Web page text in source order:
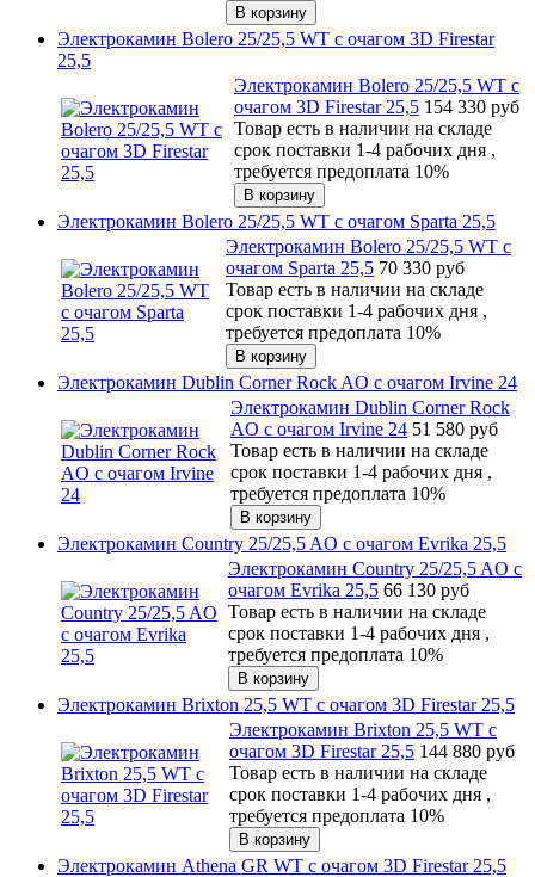
Электрокамин Bolero 25/25,5 WT с очагом 3D Firestar
25,5
Электрокамин Bolero 25/25,5 WT с
очагом 3D Firestar 25,5 154 330 руб
Товар есть в наличии на складе
срок поставки 1-4 рабочих дня ,
требуется предоплата 10%
Электрокамин Bolero 25/25,5 WT с очагом Sparta 25,5
Электрокамин Bolero 25/25,5 WT с
очагом Sparta 25,5 70 330 руб
Товар есть в наличии на складе
срок поставки 1-4 рабочих дня ,
требуется предоплата 10%
Электрокамин Dublin Corner Rock AO с очагом Irvine 24
Электрокамин Dublin Corner Rock
AO с очагом Irvine 24 51 580 руб
Товар есть в наличии на складе
срок поставки 1-4 рабочих дня ,
требуется предоплата 10%
Электрокамин Country 25/25,5 AO с очагом Evrika 25,5
Электрокамин Country 25/25,5 AO с
очагом Evrika 25,5 66 130 руб
Товар есть в наличии на складе
срок поставки 1-4 рабочих дня ,
требуется предоплата 10%
Электрокамин Brixton 25,5 WT с очагом 3D Firestar 25,5
Электрокамин Brixton 25,5 WT с
очагом 3D Firestar 25,5 144 880 руб
Товар есть в наличии на складе
срок поставки 1-4 рабочих дня ,
требуется предоплата 10%
Электрокамин Athena GR WT с очагом 3D Firestar 25,5